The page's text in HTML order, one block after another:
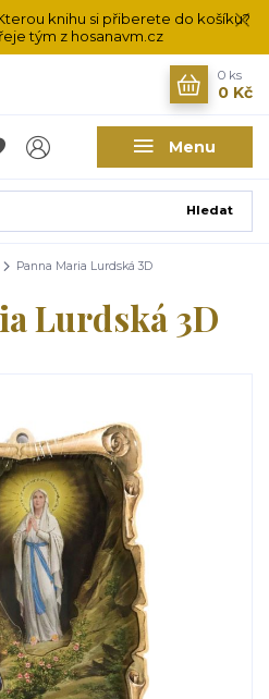
knihu si přiberete do košíku?
tým z hosanavm.cz
Menu
Hledat
0 ks
0 Kč
Panna Maria Lurdská 3D
Lurdská 3D